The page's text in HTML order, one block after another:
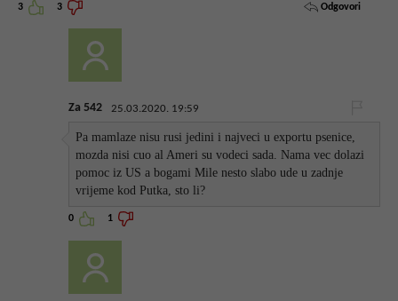
3 3 Odgovori
Za 542 25.03.2020. 19:59
Pa mamlaze nisu rusi jedini i najveci u exportu psenice,
mozda nisi cuo al Ameri su vodeci sada. Nama vec dolazi
pomoc iz US a bogami Mile nesto slabo ude u zadnje
vrijeme kod Putka, sto li?
0 1